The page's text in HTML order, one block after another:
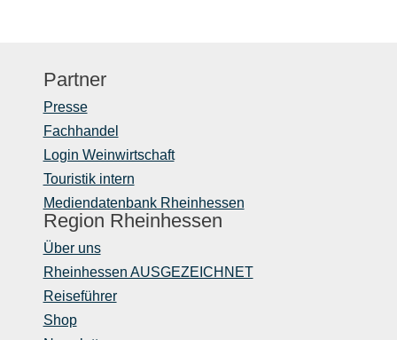
Partner
Presse
Fachhandel
Login Weinwirtschaft
Touristik intern
Mediendatenbank Rheinhessen
Region Rheinhessen
Über uns
Rheinhessen AUSGEZEICHNET
Reiseführer
Shop